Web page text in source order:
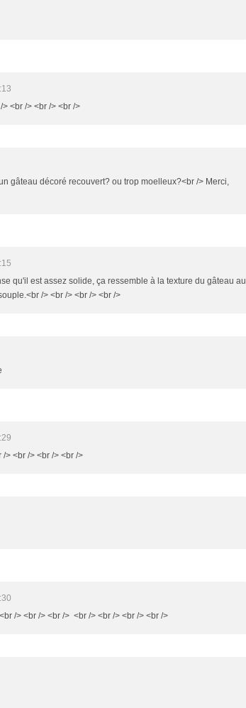
<br /> <br /> <br />
gâteau décoré recouvert? ou trop moelleux?<br /> Merci,
qu'il est assez solide, ça ressemble à la texture du gâteau au
/> <br /> <br /> <br />
> <br /> <br /> <br />
/> <br /> <br /> <br /> <br /> <br /> <br />